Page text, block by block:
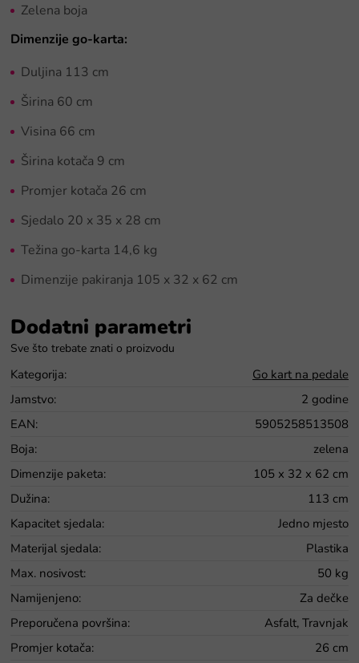
Zelena boja
Dimenzije go-karta:
Duljina 113 cm
Širina 60 cm
Visina 66 cm
Širina kotača 9 cm
Promjer kotača 26 cm
Sjedalo 20 x 35 x 28 cm
Težina go-karta 14,6 kg
Dimenzije pakiranja 105 x 32 x 62 cm
Dodatni parametri
Kategorija:
Go kart na pedale
Jamstvo:
2 godine
EAN:
5905258513508
Boja:
zelena
Dimenzije paketa:
105 x 32 x 62 cm
Dužina:
113 cm
Kapacitet sjedala:
Jedno mjesto
Materijal sjedala:
Plastika
Max. nosivost:
50 kg
Namijenjeno:
Za dečke
Preporučena površina:
Asfalt, Travnjak
Promjer kotača:
26 cm